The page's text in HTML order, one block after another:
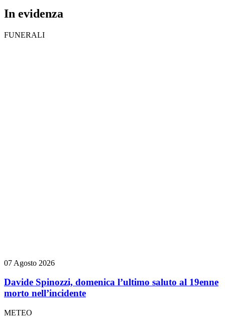
In evidenza
FUNERALI
07 Agosto 2026
Davide Spinozzi, domenica l’ultimo saluto al 19enne
morto nell’incidente
METEO